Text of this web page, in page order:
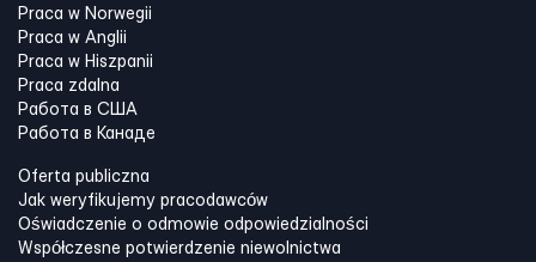
Praca w Norwegii
Praca w Anglii
Praca w Hiszpanii
Praca zdalna
Работа в США
Работа в Канадe
Oferta publiczna
Jak weryfikujemy pracodawców
Oświadczenie o odmowie odpowiedzialności
Współczesne potwierdzenie niewolnictwa